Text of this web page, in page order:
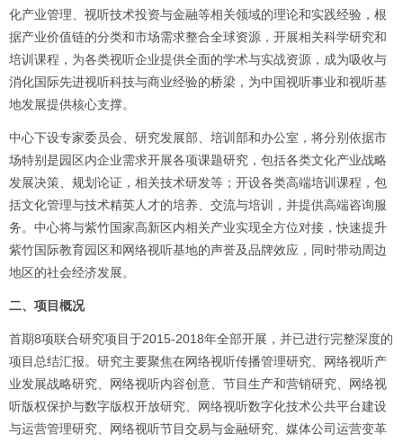
化产业管理、视听技术投资与金融等相关领域的理论和实践经验，根
据产业价值链的分类和市场需求整合全球资源，开展相关科学研究和
培训课程，为各类视听企业提供全面的学术与实战资源，成为吸收与
消化国际先进视听科技与商业经验的桥梁，为中国视听事业和视听基
地发展提供核心支撑。
中心下设专家委员会、研究发展部、培训部和办公室，将分别依据市
场特别是园区内企业需求开展各项课题研究，包括各类文化产业战略
发展决策、规划论证，相关技术研发等；开设各类高端培训课程，包
括文化管理与技术精英人才的培养、交流与培训，并提供高端咨询服
务。中心将与紫竹国家高新区内相关产业实现全方位对接，快速提升
紫竹国际教育园区和网络视听基地的声誉及品牌效应，同时带动周边
地区的社会经济发展。
二、项目概况
首期8项联合研究项目于2015-2018年全部开展，并已进行完整深度的
项目总结汇报。研究主要聚焦在网络视听传播管理研究、网络视听产
业发展战略研究、网络视听内容创意、节目生产和营销研究、网络视
听版权保护与数字版权开放研究、网络视听数字化技术公共平台建设
与运营管理研究、网络视听节目交易与金融研究、媒体公司运营变革